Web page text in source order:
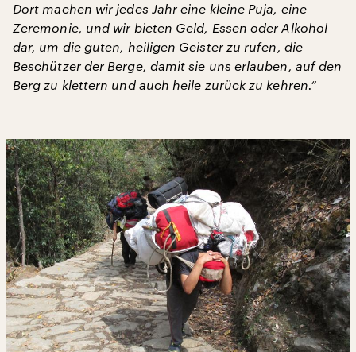
Dort machen wir jedes Jahr eine kleine Puja, eine
Zeremonie, und wir bieten Geld, Essen oder Alkohol
dar, um die guten, heiligen Geister zu rufen, die
Beschützer der Berge, damit sie uns erlauben, auf den
Berg zu klettern und auch heile zurück zu kehren.“